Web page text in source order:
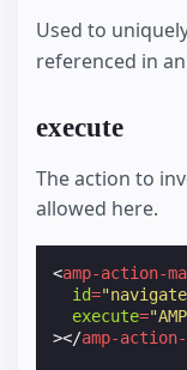
Used to
referenced in
execute
The action to
allowed here.
<amp-action-
id=
execute=
></amp-action-